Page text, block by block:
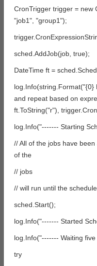
CronTrigger trigger = new
"job1", "group1");
sched.AddJob(job, true);
DateTime ft =
and repeat based on
ft.ToString("r"),
log.Info("------- Starting
// All of the jobs have
of the
// jobs
// will run until the
sched.Start();
log.Info("------- Started
log.Info("------- Waiting
try